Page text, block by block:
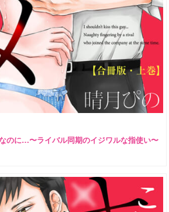
のに…〜ライバル同期のイジワルな指使い〜